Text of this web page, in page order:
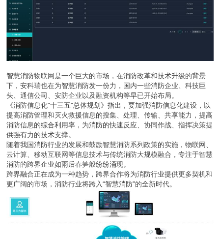
智慧消防物联网是一个巨大的市场，在消防改革和技术升级的背景
下，安科瑞也在为智慧消防发一份力，国内一些消防企业、科技巨
头、通信公司、安防企业以及融资机构等早已开始布局。
《消防信息化"十三五"总体规划》指出，要加强消防信息化建设，以
提高消防管理和灭火救援信息的搜集、处理、传输、共享能力，提高
消防信息的综合利用率，为消防的快速反应、协同作战、指挥决策提
供强有力的技术支撑。
随着我国消防行业的发展和鼓励智慧消防系列政策的实施，物联网、
云计算、移动互联网等信息技术与传统消防大规模融合，专注于智慧
消防的跨界企业如雨后春笋般纷纷涌现。
跨界融合正在成为一种趋势，跨界合作将为消防行业提供更多契机和
更广阔的市场，消防行业将跨入“智慧消防”的全新时代。